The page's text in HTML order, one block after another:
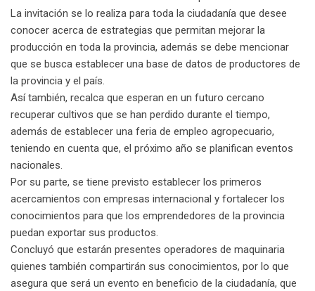
La invitación se lo realiza para toda la ciudadanía que desee
conocer acerca de estrategias que permitan mejorar la
producción en toda la provincia, además se debe mencionar
que se busca establecer una base de datos de productores de
la provincia y el país.
Así también, recalca que esperan en un futuro cercano
recuperar cultivos que se han perdido durante el tiempo,
además de establecer una feria de empleo agropecuario,
teniendo en cuenta que, el próximo año se planifican eventos
nacionales.
Por su parte, se tiene previsto establecer los primeros
acercamientos con empresas internacional y fortalecer los
conocimientos para que los emprendedores de la provincia
puedan exportar sus productos.
Concluyó que estarán presentes operadores de maquinaria
quienes también compartirán sus conocimientos, por lo que
asegura que será un evento en beneficio de la ciudadanía, que